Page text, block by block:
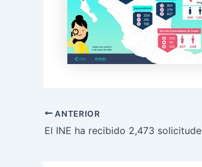
ANTERIOR